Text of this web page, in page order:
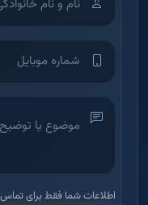
اطلاعات شما فقط برای